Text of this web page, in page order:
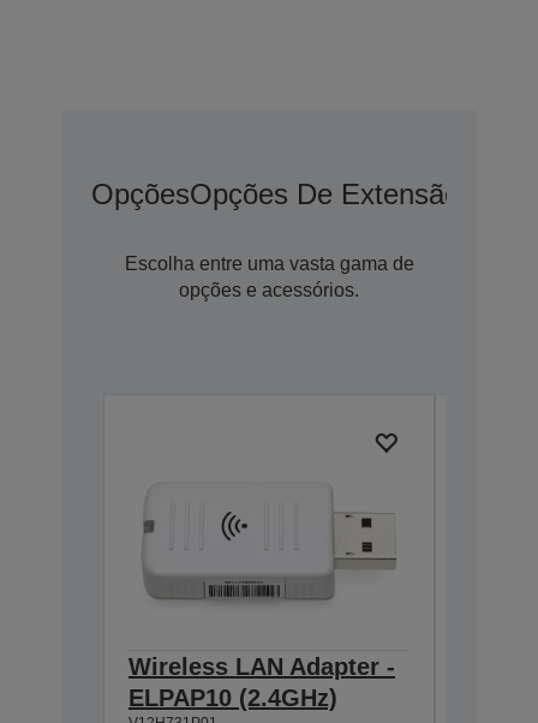
OpçõesOpções De Extensão De
Escolha entre uma vasta gama de
opções e acessórios.
Wireless LAN Adapter -
ELPAP10 (2.4GHz)